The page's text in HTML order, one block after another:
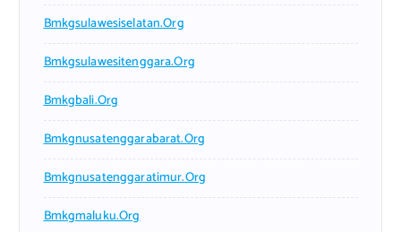
Bmkgsulawesiselatan.org
Bmkgsulawesitenggara.org
Bmkgbali.org
Bmkgnusatenggarabarat.org
Bmkgnusatenggaratimur.org
Bmkgmaluku.org